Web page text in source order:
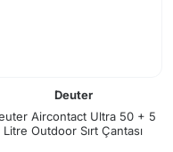
Deuter
Aircontact Ultra 50 + 5
Litre Outdoor Sırt Çantası